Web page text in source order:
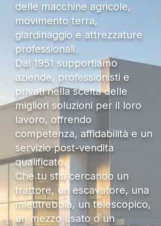
delle macchine agricole,
movimento terra,
giardinaggio e attrezzature
professionali.
Dal 1951 supportiamo
aziende, professionisti e
privati nella scelta delle
migliori soluzioni per il loro
lavoro, offrendo
competenza, affidabilità e un
servizio post-vendita
qualificato.
Che tu stia cercando un
trattore, un escavatore, una
mietitrebbia, un telescopico,
un mezzo usato o un